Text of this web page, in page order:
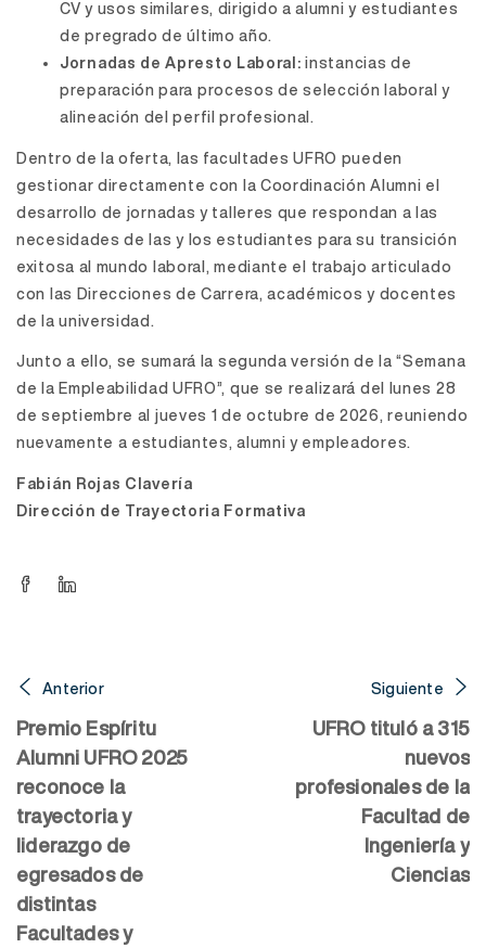
CV y usos similares, dirigido a alumni y estudiantes
de pregrado de último año.
Jornadas de Apresto Laboral: instancias de
preparación para procesos de selección laboral y
alineación del perfil profesional.
Dentro de la oferta, las facultades UFRO pueden
gestionar directamente con la Coordinación Alumni el
desarrollo de jornadas y talleres que respondan a las
necesidades de las y los estudiantes para su transición
exitosa al mundo laboral, mediante el trabajo articulado
con las Direcciones de Carrera, académicos y docentes
de la universidad.
Junto a ello, se sumará la segunda versión de la “Semana
de la Empleabilidad UFRO”, que se realizará del lunes 28
de septiembre al jueves 1 de octubre de 2026, reuniendo
nuevamente a estudiantes, alumni y empleadores.
Fabián Rojas Clavería
Dirección de Trayectoria Formativa
Anterior
Premio Espíritu
Alumni UFRO 2025
reconoce la
trayectoria y
liderazgo de
egresados de
distintas
Facultades y
Siguiente
UFRO tituló a 315
nuevos
profesionales de la
Facultad de
Ingeniería y
Ciencias